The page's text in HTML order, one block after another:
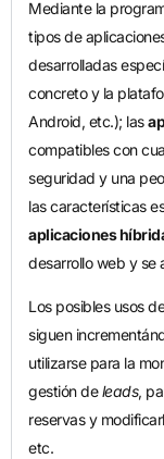
Mediante la
tipos de
desarrolladas
concreto y la
Android, etc.); las
compatibles con
seguridad y una
las características
aplicaciones
desarrollo web y se
Los posibles usos
siguen
utilizarse para la
gestión deleads,
reservas y
etc.